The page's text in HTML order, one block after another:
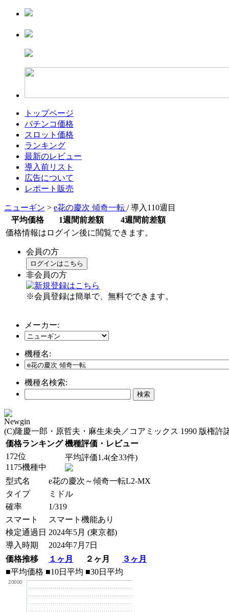
トップページ
パチンコ価格
スロット価格
ランキング
最新のレビュー
導入前リスト
広告について
レポート販売
ニューギン > e花の慶次 傾奇一転 / 導入110週目
平均価格
1週間前差額
4週間前差額
価格情報はログイン後に閲覧できます。
会員の方
ログインはこちら
非会員の方
※会員登録は簡単で、無料でできます。
メーカー:
機種名:
機種名検索:
Newgin
(C)隆慶一郎・原哲夫・麻生未央／コアミックス 1990 版権許
価格ランキング 機種評価・レビュー
172位
1175機種中
平均評価1.4(全33件)
型式名
e花の慶次～傾奇一転L2-MX
タイプ
ミドル
確率
1/319
スマート
スマート機能あり
検定通過日 2024年5月 (東京都)
導入時期
2024年7月7日
価格推移
１ヶ月 ２ヶ月
３ヶ月
■平均価格 ■10日平均 ■30日平均
20000